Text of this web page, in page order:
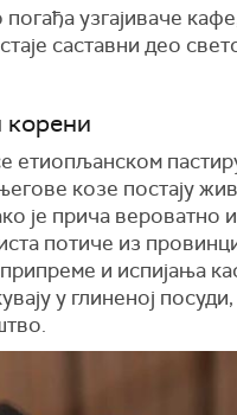
узгајиваче
саставни део
етиопљанском
козе постају
је прича вероватно
потиче из
и испијања
у глиненој посуди,